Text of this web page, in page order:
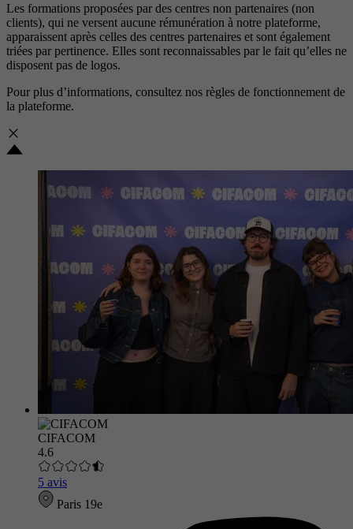
Les formations proposées par des centres non partenaires (non
clients), qui ne versent aucune rémunération à notre plateforme,
apparaissent après celles des centres partenaires et sont également
triées par pertinence. Elles sont reconnaissables par le fait qu’elles ne
disposent pas de logos.
Pour plus d’informations, consultez nos règles de fonctionnement de
la plateforme.
CIFACOM
4.6
5 avis
Paris 19e